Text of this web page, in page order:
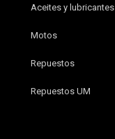
Aceites y lubricantes
Motos
Repuestos
Repuestos UM